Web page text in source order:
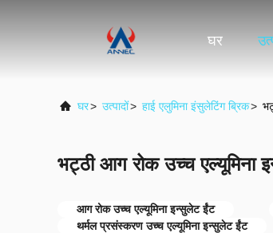
घर
घर> उत्पादों> हाई एलुमिना इंसुलेटिंग ब्रिक>
भट्ठी आग रोक उच्च एल्यूमिना
आग रोक उच्च एल्यूमिना इन्सुलेट ईंट
थर्मल प्रसंस्करण उच्च एल्यूमिना इन्सुलेट ईंट